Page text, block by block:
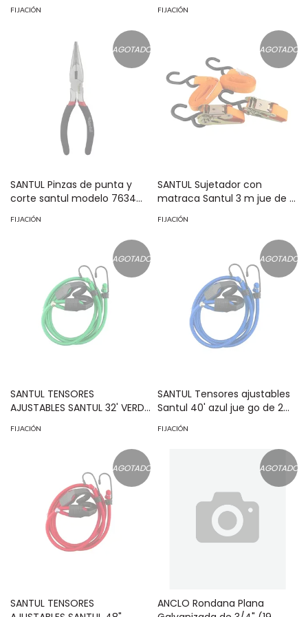
MOD: 7696
FIJACIÓN 7386
FIJACIÓN
AGOTADO
SANTUL Pinzas de punta y
corte santul modelo 7634
MOD: 7634
FIJACIÓN
AGOTADO
SANTUL Sujetador con
matraca Santul 3 m jue de 2
piezas MOD: 8907
FIJACIÓN
AGOTADO
SANTUL TENSORES
AJUSTABLES SANTUL 32' VERDE
EGO 2PZAS MOD: 8451
FIJACIÓN
AGOTADO
SANTUL Tensores ajustables
Santul 40' azul jue go de 2
piezas MOD: 8452
FIJACIÓN
AGOTADO
SANTUL TENSORES
AGOTADO
ANCLO Rondana Plana